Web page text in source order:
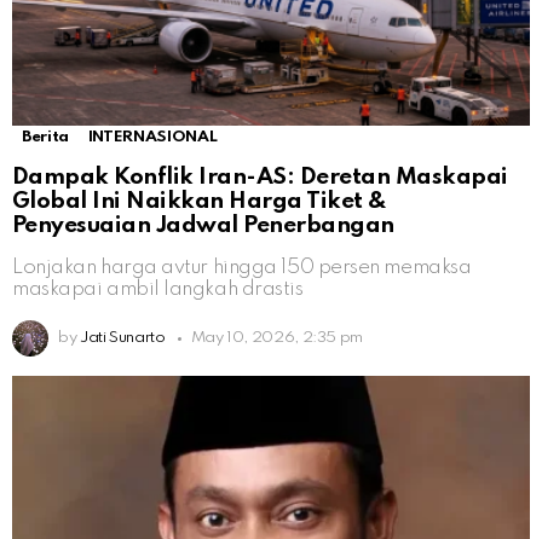
Berita INTERNASIONAL
Dampak Konflik Iran-AS: Deretan Maskapai
Global Ini Naikkan Harga Tiket &
Penyesuaian Jadwal Penerbangan
Lonjakan harga avtur hingga 150 persen memaksa
maskapai ambil langkah drastis
by Jati Sunarto May 10, 2026, 2:35 pm